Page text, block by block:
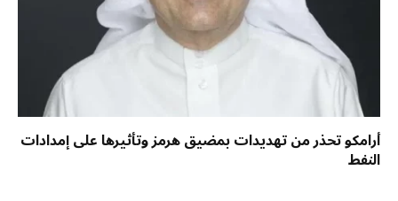
أرامكو تحذر من تهديدات بمضيق هرمز وتأثيرها على إمدادات
النفط